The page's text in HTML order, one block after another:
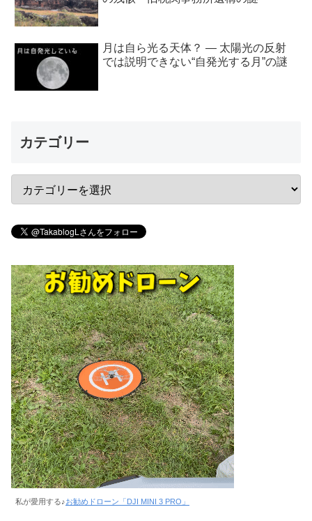
月は自ら光る天体？ ― 太陽光の反射
では説明できない“自発光する月”の謎
カテゴリー
私が愛用する♪お勧めドローン「DJI MINI 3 PRO」